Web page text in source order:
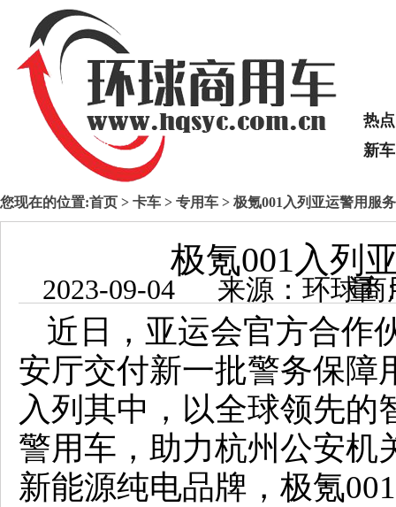
热点
新车
您现在的位置:首页 > 卡车 > 专用车 > 极氪001入列亚运警用服
极氪001入列
2023-09-04 来源：
近日，亚运会官方合作
安厅交付新一批警务保障
入列其中，以全球领先
警用车，助力杭州公安机
新能源纯电品牌，极氪